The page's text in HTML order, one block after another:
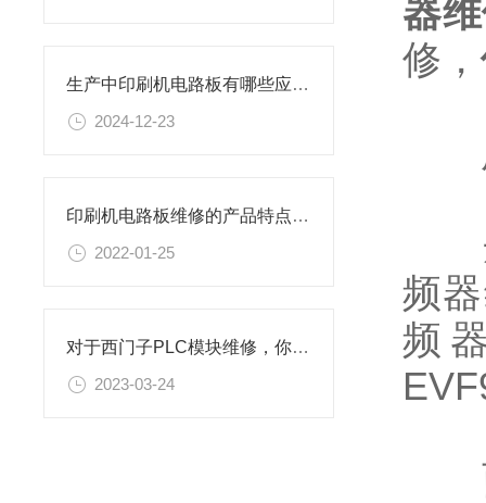
生产中印刷机电路板有哪些应用和重要性？
2024-12-23
印刷机电路板维修的产品特点及故障维修方法
2022-01-25
对于西门子PLC模块维修，你可能还不了解
2023-03-24
器
修，
广
丹
频
频
西